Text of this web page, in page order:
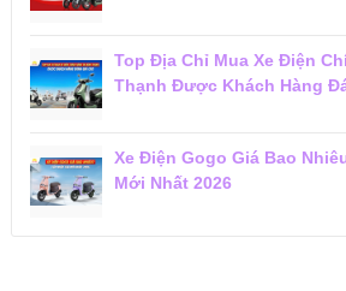
Top Địa Chỉ Mua Xe Điện
Thạnh Được Khách Hàng
Xe Điện Gogo Giá Bao
Mới Nhất 2026